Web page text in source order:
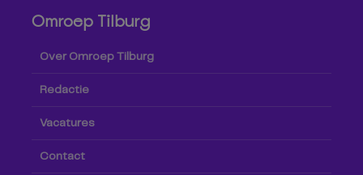
Omroep Tilburg
Over Omroep Tilburg
Redactie
Vacatures
Contact